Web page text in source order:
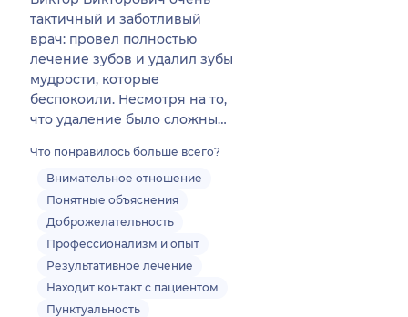
тактичный и заботливый
врач: провел полностью
лечение зубов и удалил зубы
мудрости, которые
беспокоили. Несмотря на то,
что удаление было сложным,
совсем безболезненно. Во
время процедуры постоянно
интересовался
самочувствием.
Замечательный
профессионал! Большая
Что понравилось больше всего?
Внимательное отношение
Понятные объяснения
Доброжелательность
Профессионализм и опыт
Результативное лечение
Находит контакт с пациентом
Пунктуальность